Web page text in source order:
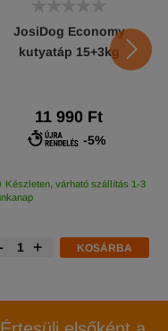
JosiDog Economy
kutyatáp 15+3kg
11 990 Ft
-5%
Készleten, várható szállítás 1-3
+ KOSÁRBA